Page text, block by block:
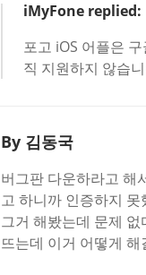
iMyFone replied:
포고 iOS 어플은
직 지원하지 않습
By 김동국
버그판 다운하라고 해
고 하니까 인증하지
그거 해봤는데 문제
뜨는데 이거 어떻게